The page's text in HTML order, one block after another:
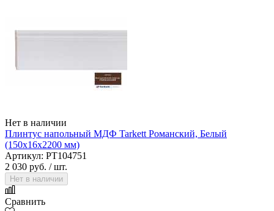
Нет в наличии
Плинтус напольный МДФ Tarkett Романский, Белый
(150х16х2200 мм)
Артикул: PT104751
2 030 руб. / шт.
Нет в наличии
Сравнить